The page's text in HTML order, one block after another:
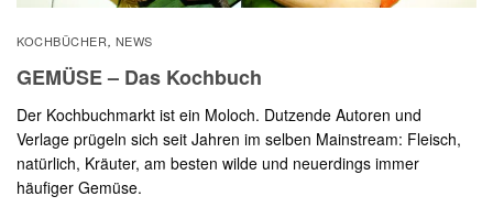
KOCHBÜCHER , NEWS
GEMÜSE – Das Kochbuch
Der Kochbuchmarkt ist ein Moloch. Dutzende Autoren und
Verlage prügeln sich seit Jahren im selben Mainstream: Fleisch,
natürlich, Kräuter, am besten wilde und neuerdings immer
häufiger Gemüse.